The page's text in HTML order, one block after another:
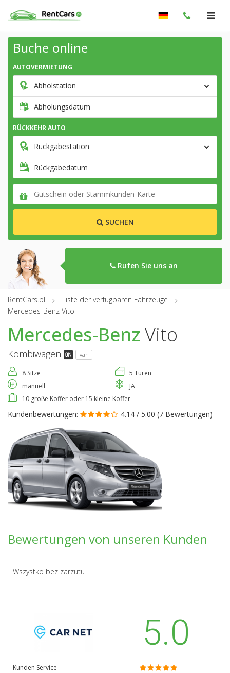
Buche online
AUTOVERMIETUNG
Abholstation
Abholungsdatum
RÜCKKEHR AUTO
Rückgabestation
Rückgabedatum
SUCHEN
Rufen Sie uns an
RentCars.pl
Liste der verfügbaren Fahrzeuge
Mercedes-Benz Vito
Mercedes-Benz Vito
Kombiwagen van
8 Sitze
5 Türen
manuell
JA
10 große Koffer oder 15 kleine Koffer
Kundenbewertungen: 4.14 / 5.00 (7 Bewertungen)
Bewertungen von unseren Kunden
Wszystko bez zarzutu
5.0
Kunden Service